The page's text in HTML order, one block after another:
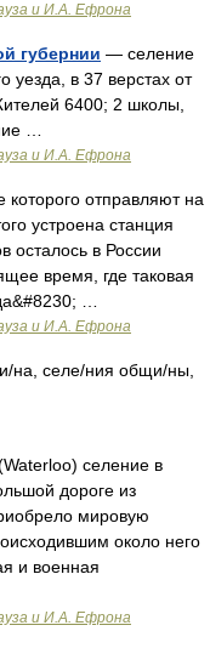
и И.А. Ефрона
губернии — селение
уезда, в 37 верстах от
6400; 2 школы,
…
и И.А. Ефрона
отправляют на
устроена станция
осталось в России
время, где таковая
…
и И.А. Ефрона
на, селе/ния общи/ны,
селение в
дороге из
мировую
около него
и военная
и И.А. Ефрона